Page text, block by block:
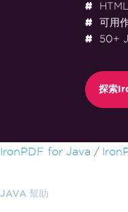
可用
50+
探索
跳至頁尾內容
IronPDF for Java
JAVA 幫助